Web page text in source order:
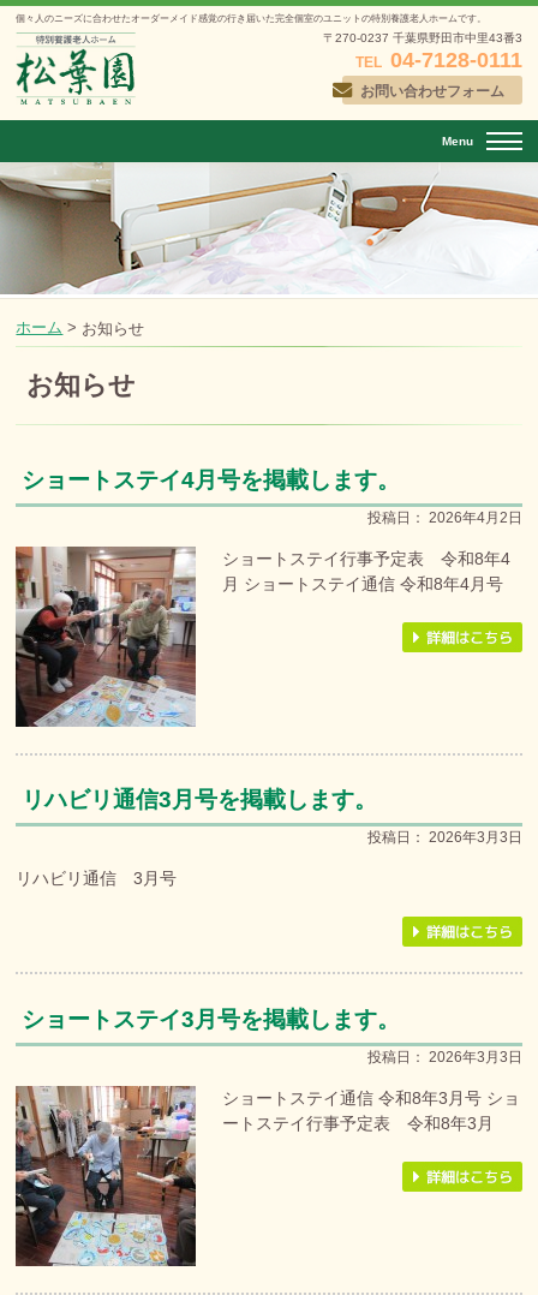
個々人のニーズに合わせたオーダーメイド感覚の行き届いた完全個室のユニットの特別養護老人ホームです。
〒270-0237 千葉県野田市中里43番3
TEL 04-7128-0111
お問い合わせフォーム
Menu
ホーム > お知らせ
お知らせ
ショートステイ4月号を掲載します。
投稿日： 2026年4月2日
ショートステイ行事予定表 令和8年4
月 ショートステイ通信 令和8年4月号
リハビリ通信3月号を掲載します。
投稿日： 2026年3月3日
リハビリ通信 3月号
ショートステイ3月号を掲載します。
投稿日： 2026年3月3日
ショートステイ通信 令和8年3月号 ショ
ートステイ行事予定表 令和8年3月